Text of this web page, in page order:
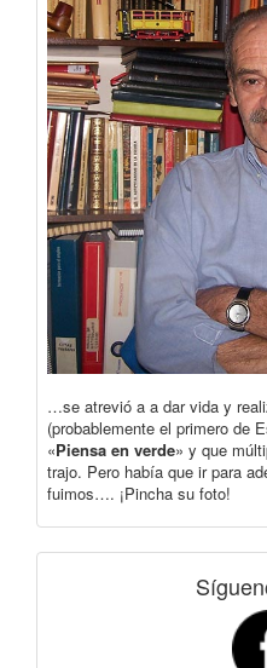
…se atrevió a a dar vida y
(probablemente el primero de
«Piensa en verde» y que
trajo. Pero había que ir para
fuimos…. ¡Pincha su foto!